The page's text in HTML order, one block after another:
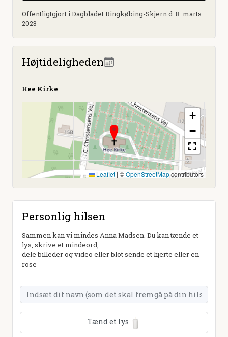
Offentligtgjort i Dagbladet Ringkøbing-Skjern d. 8. marts
2023
Højtideligheden
Hee Kirke
+
−
Leaflet | ©OpenStreetMapcontributors
Personlig hilsen
Sammen kan vi mindes Anna Madsen. Du kan tænde et
lys, skrive et mindeord,
dele billeder og video eller blot sende et hjerte eller en
rose
Tænd et lys